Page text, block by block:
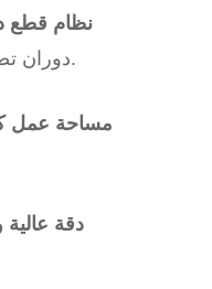
3) نظام
دوران تصل إلى 8000 دورة في الدقيقة، مما يسمح بالقطع المائل والقطع القوسي وتشكيل الحجر متعدد الزوايا.
4) مساحة عمل
5) دقة